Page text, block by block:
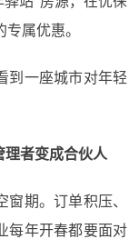
属优惠。
到一座城市对年轻
理者变成合伙人
期。订单积压、
每年开春都要面对